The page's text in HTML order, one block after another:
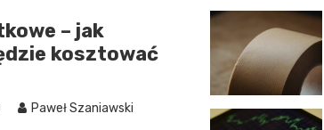
– jak
kosztować
Paweł Szaniawski